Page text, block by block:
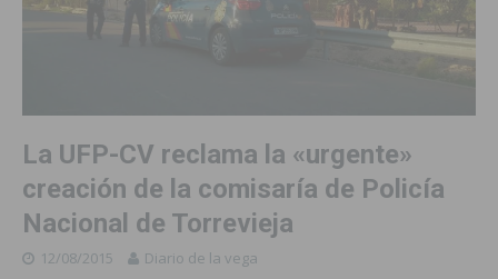
La UFP-CV reclama la «urgente»
creación de la comisaría de Policía
Nacional de Torrevieja
12/08/2015 Diario de la vega